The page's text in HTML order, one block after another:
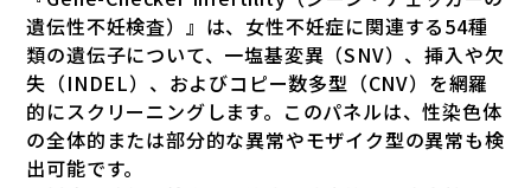
遺伝性不妊検査）』は、女性不妊症に関連する54種
類の遺伝子について、一塩基変異（SNV）、挿入や欠
失（INDEL）、およびコピー数多型（CNV）を網羅
的にスクリーニングします。このパネルは、性染色体
の全体的または部分的な異常やモザイク型の異常も検
出可能です。